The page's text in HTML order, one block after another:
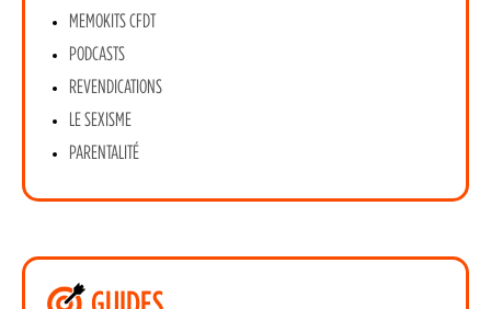
MEMOKITS CFDT
PODCASTS
REVENDICATIONS
LE SEXISME
PARENTALITÉ